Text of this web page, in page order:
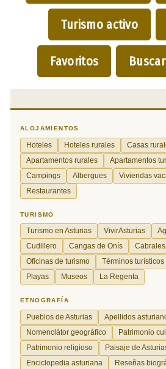
Turismo activo
Favoritos Buscar